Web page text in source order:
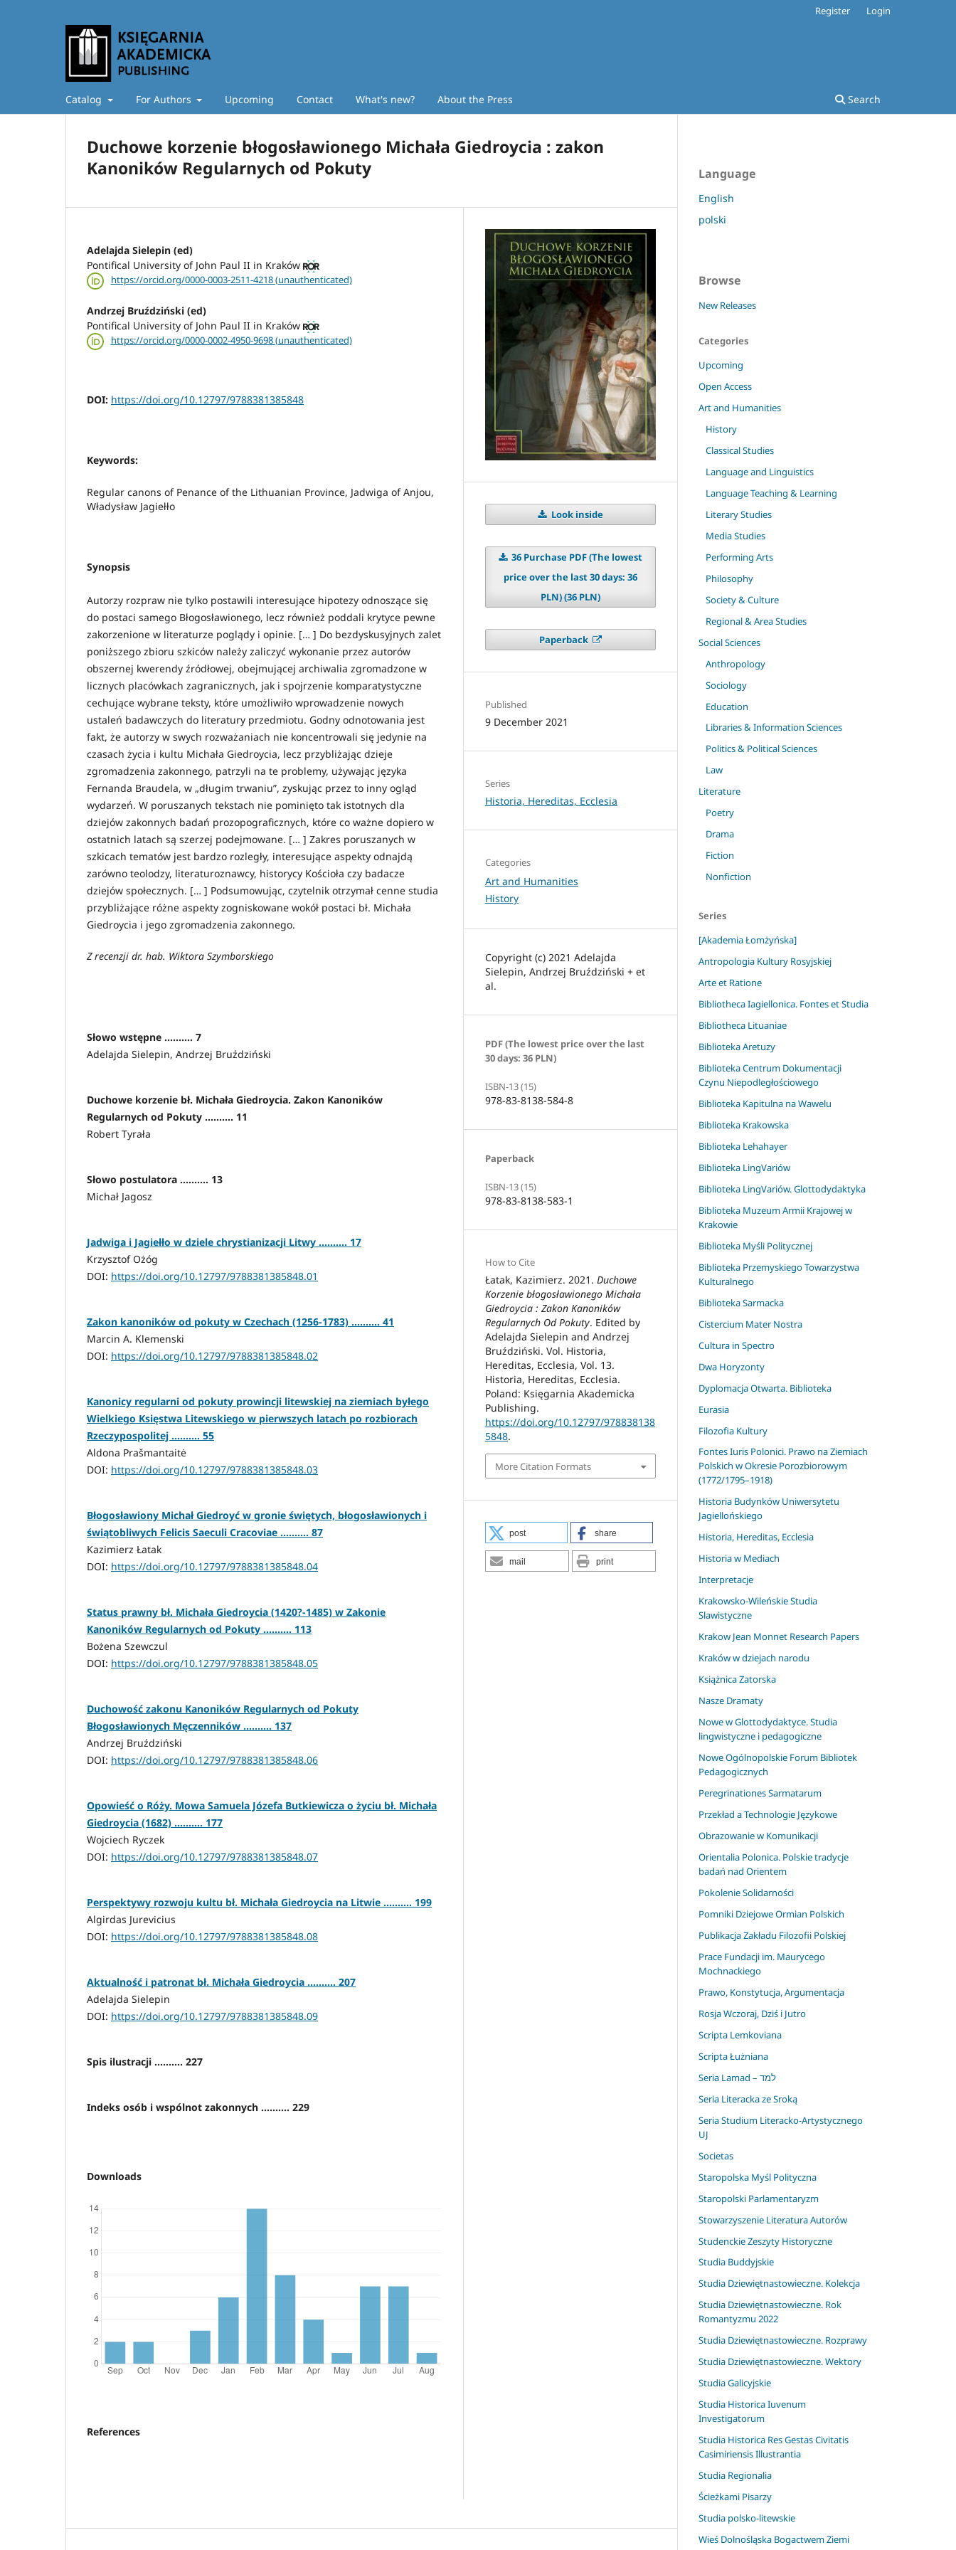
Catalog For Authors Upcoming Contact What's new? About the Press Search
Register Login
Duchowe korzenie błogosławionego Michała Giedroycia : zakon
Kanoników Regularnych od Pokuty
Adelajda Sielepin (ed)
Pontifical University of John Paul II in Kraków
https://orcid.org/0000-0003-2511-4218 (unauthenticated)
Andrzej Bruździński (ed)
Pontifical University of John Paul II in Kraków
https://orcid.org/0000-0002-4950-9698 (unauthenticated)
DOI: https://doi.org/10.12797/9788381385848
Keywords:
Regular canons of Penance of the Lithuanian Province, Jadwiga of Anjou,
Władysław Jagiełło
Synopsis
Autorzy rozpraw nie tylko postawili interesujące hipotezy odnoszące się
do postaci samego Błogosławionego, lecz również poddali krytyce pewne
zakorzenione w literaturze poglądy i opinie. [… ] Do bezdyskusyjnych zalet
poniższego zbioru szkiców należy zaliczyć wykonanie przez autorów
obszernej kwerendy źródłowej, obejmującej archiwalia zgromadzone w
licznych placówkach zagranicznych, jak i spojrzenie komparatystyczne
cechujące wybrane teksty, które umożliwiło wprowadzenie nowych
ustaleń badawczych do literatury przedmiotu. Godny odnotowania jest
fakt, że autorzy w swych rozważaniach nie koncentrowali się jedynie na
czasach życia i kultu Michała Giedroycia, lecz przybliżając dzieje
zgromadzenia zakonnego, patrzyli na te problemy, używając języka
Fernanda Braudela, w „długim trwaniu”, zyskując przez to inny ogląd
wydarzeń. W poruszanych tekstach nie pominięto tak istotnych dla
dziejów zakonnych badań prozopograficznych, które co ważne dopiero w
ostatnich latach są szerzej podejmowane. [… ] Zakres poruszanych w
szkicach tematów jest bardzo rozległy, interesujące aspekty odnajdą
zarówno teolodzy, literaturoznawcy, historycy Kościoła czy badacze
dziejów społecznych. [… ] Podsumowując, czytelnik otrzymał cenne studia
przybliżające różne aspekty zogniskowane wokół postaci bł. Michała
Giedroycia i jego zgromadzenia zakonnego.
Z recenzji dr. hab. Wiktora Szymborskiego
Słowo wstępne .......... 7
Adelajda Sielepin, Andrzej Bruździński
Duchowe korzenie bł. Michała Giedroycia. Zakon Kanoników
Regularnych od Pokuty .......... 11
Robert Tyrała
Słowo postulatora .......... 13
Michał Jagosz
Jadwiga i Jagiełło w dziele chrystianizacji Litwy .......... 17
Krzysztof Ożóg
DOI: https://doi.org/10.12797/9788381385848.01
Zakon kanoników od pokuty w Czechach (1256-1783) .......... 41
Marcin A. Klemenski
DOI: https://doi.org/10.12797/9788381385848.02
Kanonicy regularni od pokuty prowincji litewskiej na ziemiach byłego
Wielkiego Księstwa Litewskiego w pierwszych latach po rozbiorach
Rzeczypospolitej .......... 55
Aldona Prašmantaitė
DOI: https://doi.org/10.12797/9788381385848.03
Błogosławiony Michał Giedroyć w gronie świętych, błogosławionych i
świątobliwych Felicis Saeculi Cracoviae .......... 87
Kazimierz Łatak
DOI: https://doi.org/10.12797/9788381385848.04
Status prawny bł. Michała Giedroycia (1420?-1485) w Zakonie
Kanoników Regularnych od Pokuty .......... 113
Bożena Szewczul
DOI: https://doi.org/10.12797/9788381385848.05
Duchowość zakonu Kanoników Regularnych od Pokuty
Błogosławionych Męczenników .......... 137
Andrzej Bruździński
DOI: https://doi.org/10.12797/9788381385848.06
Opowieść o Róży. Mowa Samuela Józefa Butkiewicza o życiu bł. Michała
Giedroycia (1682) .......... 177
Wojciech Ryczek
DOI: https://doi.org/10.12797/9788381385848.07
Perspektywy rozwoju kultu bł. Michała Giedroycia na Litwie .......... 199
Algirdas Jurevicius
DOI: https://doi.org/10.12797/9788381385848.08
Aktualność i patronat bł. Michała Giedroycia .......... 207
Adelajda Sielepin
DOI: https://doi.org/10.12797/9788381385848.09
Spis ilustracji .......... 227
Indeks osób i wspólnot zakonnych .......... 229
Downloads
References
Look inside
36 Purchase PDF (The lowest
price over the last 30 days: 36
PLN) (36 PLN)
Paperback
Published
9 December 2021
Series
Historia, Hereditas, Ecclesia
Categories
Art and Humanities
History
Copyright (c) 2021 Adelajda
Sielepin, Andrzej Bruździński + et
al.
PDF (The lowest price over the last
30 days: 36 PLN)
ISBN-13 (15)
978-83-8138-584-8
Paperback
ISBN-13 (15)
978-83-8138-583-1
How to Cite
Łatak, Kazimierz. 2021. Duchowe
Korzenie błogosławionego Michała
Giedroycia : Zakon Kanoników
Regularnych Od Pokuty. Edited by
Adelajda Sielepin and Andrzej
Bruździński. Vol. Historia,
Hereditas, Ecclesia, Vol. 13.
Historia, Hereditas, Ecclesia.
Poland: Księgarnia Akademicka
Publishing.
https://doi.org/10.12797/978838138
5848.
More Citation Formats
post share
mail print
Language
English
polski
Browse
New Releases
Categories
Upcoming
Open Access
Art and Humanities
History
Classical Studies
Language and Linguistics
Language Teaching & Learning
Literary Studies
Media Studies
Performing Arts
Philosophy
Society & Culture
Regional & Area Studies
Social Sciences
Anthropology
Sociology
Education
Libraries & Information Sciences
Politics & Political Sciences
Law
Literature
Poetry
Drama
Fiction
Nonfiction
Series
[Akademia Łomżyńska]
Antropologia Kultury Rosyjskiej
Arte et Ratione
Bibliotheca Iagiellonica. Fontes et Studia
Bibliotheca Lituaniae
Biblioteka Aretuzy
Biblioteka Centrum Dokumentacji
Czynu Niepodległościowego
Biblioteka Kapitulna na Wawelu
Biblioteka Krakowska
Biblioteka Lehahayer
Biblioteka LingVariów
Biblioteka LingVariów. Glottodydaktyka
Biblioteka Muzeum Armii Krajowej w
Krakowie
Biblioteka Myśli Politycznej
Biblioteka Przemyskiego Towarzystwa
Kulturalnego
Biblioteka Sarmacka
Cistercium Mater Nostra
Cultura in Spectro
Dwa Horyzonty
Dyplomacja Otwarta. Biblioteka
Eurasia
Filozofia Kultury
Fontes Iuris Polonici. Prawo na Ziemiach
Polskich w Okresie Porozbiorowym
(1772/1795–1918)
Historia Budynków Uniwersytetu
Jagiellońskiego
Historia, Hereditas, Ecclesia
Historia w Mediach
Interpretacje
Krakowsko-Wileńskie Studia
Slawistyczne
Krakow Jean Monnet Research Papers
Kraków w dziejach narodu
Książnica Zatorska
Nasze Dramaty
Nowe w Glottodydaktyce. Studia
lingwistyczne i pedagogiczne
Nowe Ogólnopolskie Forum Bibliotek
Pedagogicznych
Peregrinationes Sarmatarum
Przekład a Technologie Językowe
Obrazowanie w Komunikacji
Orientalia Polonica. Polskie tradycje
badań nad Orientem
Pokolenie Solidarności
Pomniki Dziejowe Ormian Polskich
Publikacja Zakładu Filozofii Polskiej
Prace Fundacji im. Maurycego
Mochnackiego
Prawo, Konstytucja, Argumentacja
Rosja Wczoraj, Dziś i Jutro
Scripta Lemkoviana
Scripta Łużniana
Seria Lamad – למד
Seria Literacka ze Sroką
Seria Studium Literacko-Artystycznego
UJ
Societas
Staropolska Myśl Polityczna
Staropolski Parlamentaryzm
Stowarzyszenie Literatura Autorów
Studenckie Zeszyty Historyczne
Studia Buddyjskie
Studia Dziewiętnastowieczne. Kolekcja
Studia Dziewiętnastowieczne. Rok
Romantyzmu 2022
Studia Dziewiętnastowieczne. Rozprawy
Studia Dziewiętnastowieczne. Wektory
Studia Galicyjskie
Studia Historica Iuvenum
Investigatorum
Studia Historica Res Gestas Civitatis
Casimiriensis Illustrantia
Studia Regionalia
Ścieżkami Pisarzy
Studia polsko-litewskie
Wieś Dolnośląska Bogactwem Ziemi